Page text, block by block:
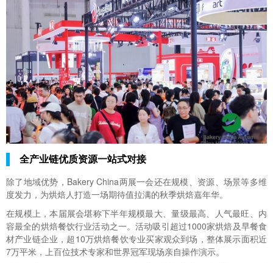
全产业链优质资源一站式对接
除了地域优势，Bakery China两展一会还在规模、资源、场景等多维
度发力，为烘焙人打造一场期待值拉满的秋季烘焙嘉年华。
在规模上，本届展会堪称下半年规模最大、量级最高、人气最旺、内
容最全的烘焙餐饮行业活动之一。活动吸引超过1000家烘焙及早餐食
材产业链企业，超10万烘焙餐饮专业买家观众到场，整体展示面积近
7万平米，上百位技术专家和世界冠军现场亲自操作演示。